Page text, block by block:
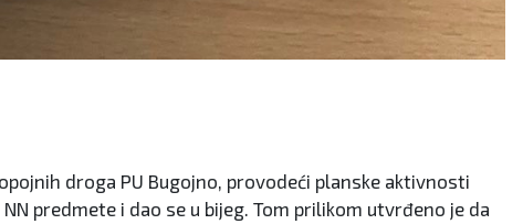
droga PU Bugojno, provodeći planske aktivnosti
predmete i dao se u bijeg. Tom prilikom utvrđeno je da